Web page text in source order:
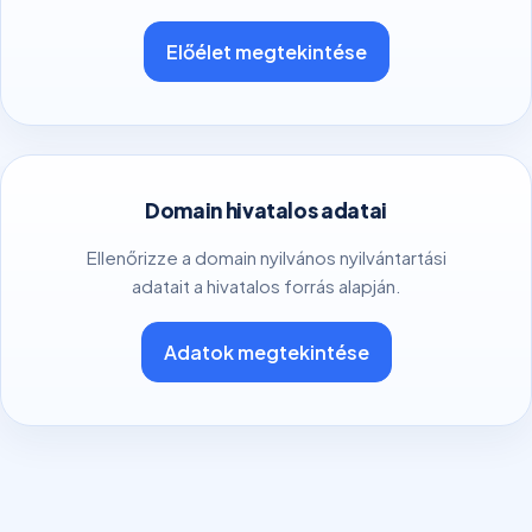
Előélet megtekintése
Domain hivatalos adatai
Ellenőrizze a domain nyilvános nyilvántartási
adatait a hivatalos forrás alapján.
Adatok megtekintése